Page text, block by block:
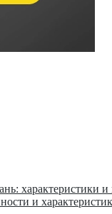
характеристики и
и